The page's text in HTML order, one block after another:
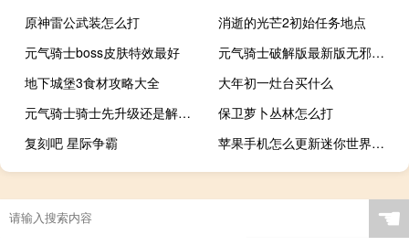
原神雷公武装怎么打
消逝的光芒2初始任务地点
元气骑士boss皮肤特效最好
元气骑士破解版最新版无邪修改3.1.14
地下城堡3食材攻略大全
大年初一灶台买什么
元气骑士骑士先升级还是解锁技能
保卫萝卜丛林怎么打
复刻吧 星际争霸
苹果手机怎么更新迷你世界最新版本
☚